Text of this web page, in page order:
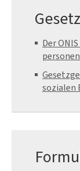
Der
sozialen